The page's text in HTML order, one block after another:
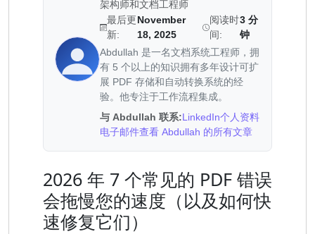
架构师和文档工程师
最后更
新:
November
18, 2025
阅读时
间:
3 分
钟
Abdullah 是一名文档系统工程师，拥
有 5 个以上的知识拥有多年设计可扩
展 PDF 存储和自动转换系统的经
验。他专注于工作流程集成。
与 Abdullah 联系:LinkedIn个人资料
电子邮件查看 Abdullah 的所有文章
2026 年 7 个常见的 PDF 错误
会拖慢您的速度（以及如何快
速修复它们）